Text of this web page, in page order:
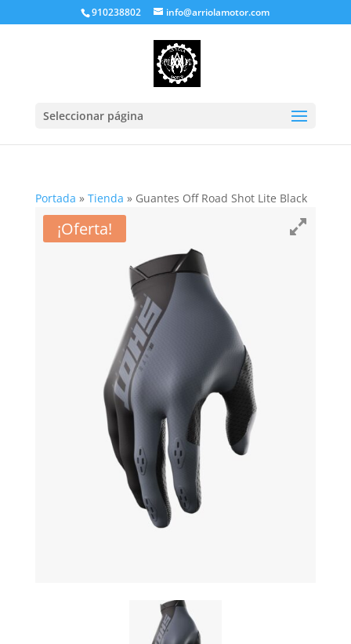
910238802 info@arriolamotor.com
Seleccionar página
Portada » Tienda » Guantes Off Road Shot Lite Black
¡Oferta!